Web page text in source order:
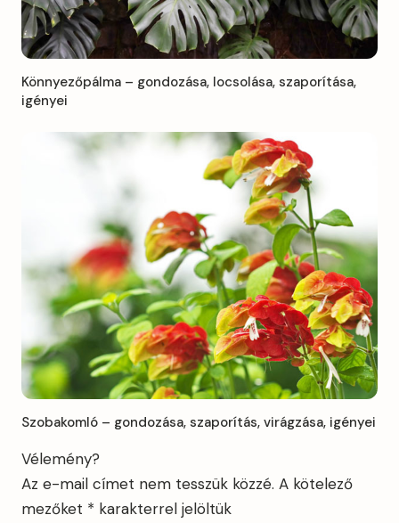
Könnyezőpálma – gondozása, locsolása, szaporítása,
igényei
Szobakomló – gondozása, szaporítás, virágzása, igényei
Vélemény?
Az e-mail címet nem tesszük közzé. A kötelező
mezőket * karakterrel jelöltük